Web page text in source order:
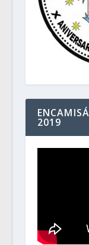
2019